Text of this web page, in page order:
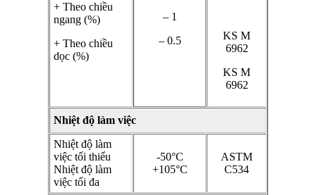
+ Theo chiều
ngang (%)
+ Theo chiều
dọc (%)
– 1
– 0.5
KS M
6962
KS M
6962
Nhiệt độ làm việc
Nhiệt độ làm
việc tối thiểu
Nhiệt độ làm
việc tối đa
-50°C
+105°C
ASTM
C534